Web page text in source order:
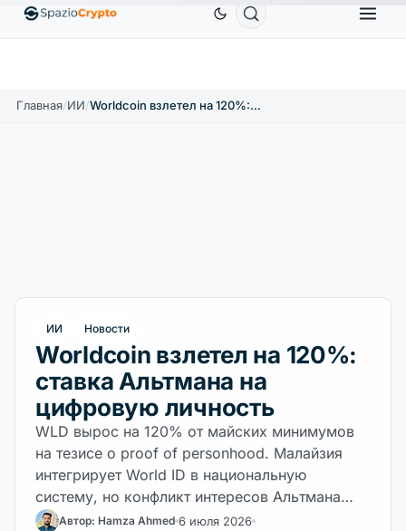
EthereumETH1 880,58 $ Tether USDT BNBBNB
Главная/ИИ/ Worldcoin взлетел на 120%: ставка Альтмана на цифровую личность
ИИ Новости
Worldcoin взлетел на 120%:
ставка Альтмана на
цифровую личность
WLD вырос на 120% от майских минимумов
на тезисе о proof of personhood. Малайзия
интегрирует World ID в национальную
систему, но конфликт интересов Альтмана…
Автор: Hamza Ahmed 6 июля 2026